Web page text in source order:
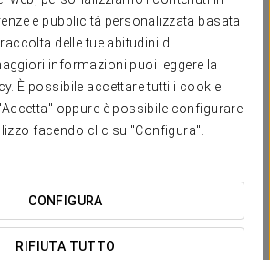
e pubblicità personalizzata basata
delle tue abitudini di
informazioni puoi leggere la
È possibile accettare tutti i cookie
oppure è possibile configurare
facendo clic su "Configura".
CONFIGURA
RIFIUTA TUTTO